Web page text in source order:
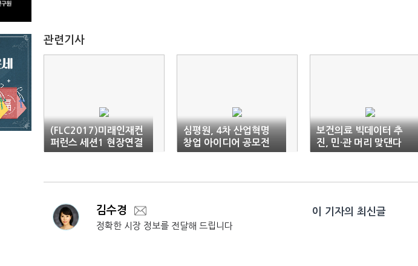
관련기사
(FLC2017)미래인재컨
퍼런스 세션1 현장연결
심평원, 4차 산업혁명
창업 아이디어 공모전
개최
보건의료 빅데이터 추
진, 민·관 머리 맞댄다
김수경
정확한 시장 정보를 전달해 드립니다
이 기자의 최신글